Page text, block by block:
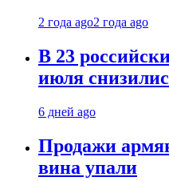
2 года ago2 года ago
В 23
июля
6 дней ago
Продажи
вина упали